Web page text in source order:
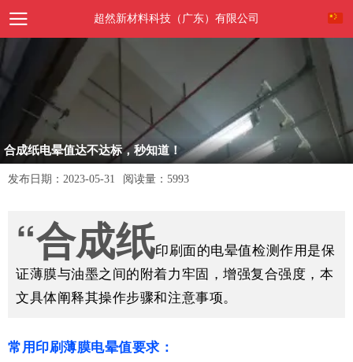
超然新材料科技（广东）有限公司
合成纸电晕值达不达标，秒知道！
发布日期： 2023-05-31 阅读量： 5993
“合成纸印刷面的电晕值检测作用是保
证薄膜与油墨之间的附着力牢固，增强复合强度，本
文具体阐释其操作步骤和注意事项。
常用印刷薄膜电晕值要求：